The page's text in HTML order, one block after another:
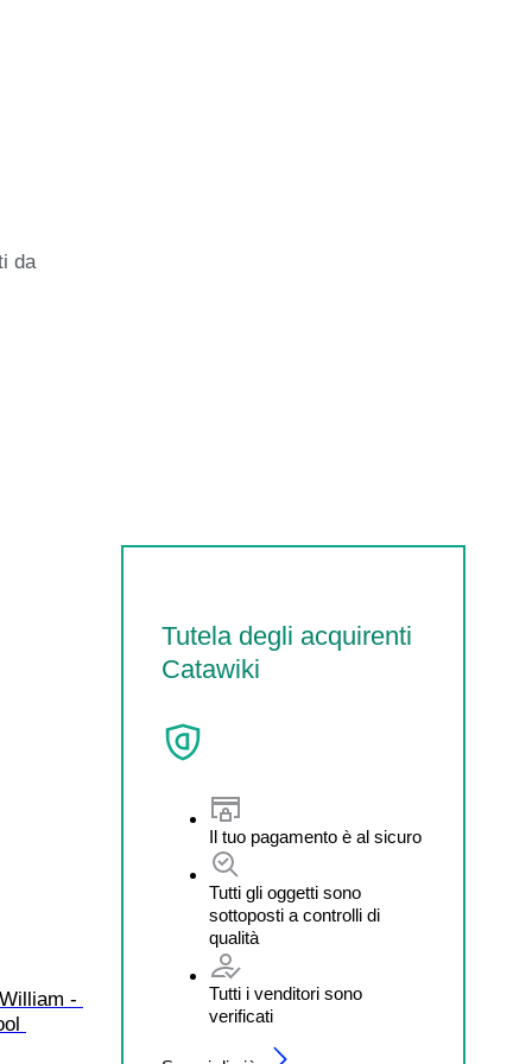
da
Tutela degli acquirenti
Catawiki
Il tuo pagamento è al sicuro
Tutti gli oggetti sono
sottoposti a controlli di
qualità
Tutti i venditori sono
verificati
-